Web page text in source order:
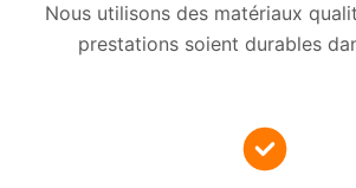
Nous utilisons des matériaux
prestations soient durables